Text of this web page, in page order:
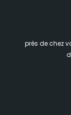
près de chez